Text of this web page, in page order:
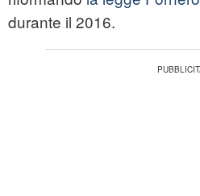
durante il 2016.